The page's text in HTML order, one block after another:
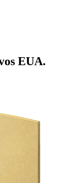
EUA.